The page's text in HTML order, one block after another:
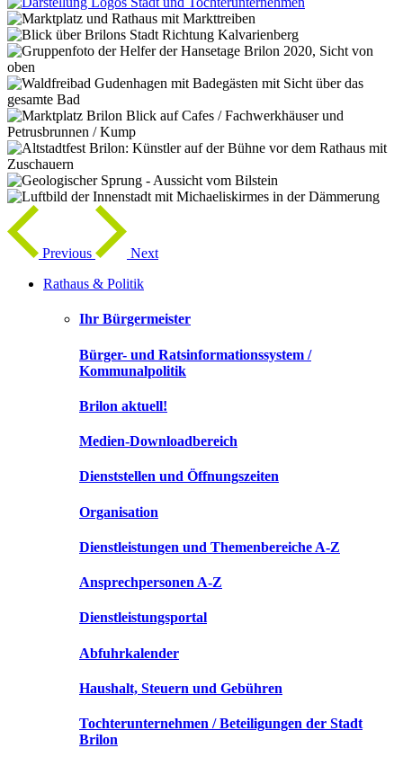
Previous
Next
Rathaus & Politik
Ihr Bürgermeister
Bürger- und Ratsinformationssystem /
Kommunalpolitik
Brilon aktuell!
Medien-Downloadbereich
Dienststellen und Öffnungszeiten
Organisation
Dienstleistungen und Themenbereiche A-Z
Ansprechpersonen A-Z
Dienstleistungsportal
Abfuhrkalender
Haushalt, Steuern und Gebühren
Tochterunternehmen / Beteiligungen der Stadt
Brilon